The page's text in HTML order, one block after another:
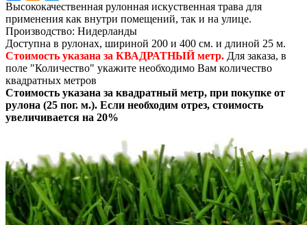
Высококачественная рулонная искуственная трава для
применения как внутри помещений, так и на улице.
Производство: Нидерланды
Доступна в рулонах, шириной 200 и 400 см. и длиной 25 м.
Стоимость указана за КВАДРАТНЫЙ метр. Для заказа, в
поле "Количество" укажите необходимо Вам количество
квадратных метров
Стоимость указана за квадратный метр, при покупке от
рулона (25 пог. м.). Если необходим отрез, стоимость
увеличивается на 20%